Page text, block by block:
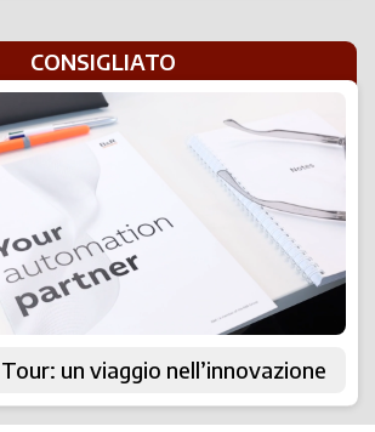
CONSIGLIATO
un viaggio nell’innovazione